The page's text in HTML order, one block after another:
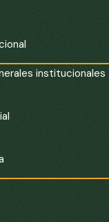
institucionales